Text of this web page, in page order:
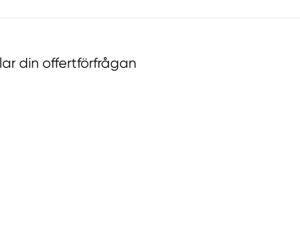
din offertförfrågan